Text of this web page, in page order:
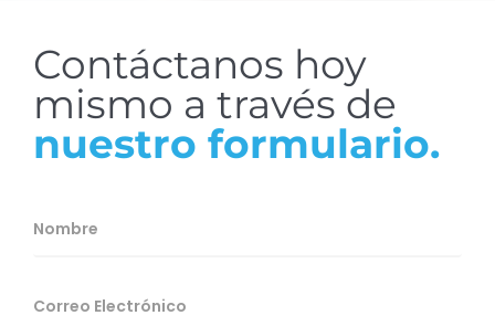
Contáctanos hoy
mismo a través de
nuestro formulario.